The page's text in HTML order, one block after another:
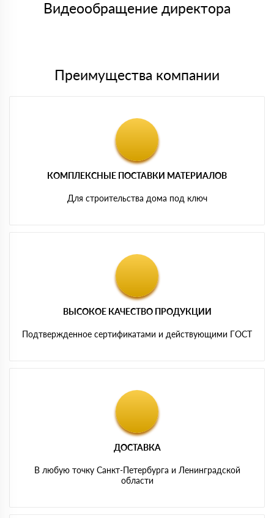
либо Вы забираете товар со склада самовывоза.
Видеообращение директора
Преимущества компании
КОМПЛЕКСНЫЕ ПОСТАВКИ МАТЕРИАЛОВ
Для строительства дома под ключ
ВЫСОКОЕ КАЧЕСТВО ПРОДУКЦИИ
Подтвержденное сертификатами и действующими ГОСТ
ДОСТАВКА
В любую точку Санкт-Петербурга и Ленинградской
области